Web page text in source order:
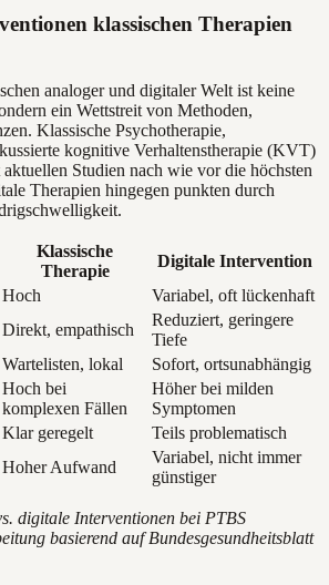
klassischen Therapien
analoger und digitaler Welt ist keine
ein Wettstreit von Methoden,
Klassische Psychotherapie,
kognitive Verhaltenstherapie (KVT)
Studien nach wie vor die höchsten
Therapien hingegen punkten durch
Klassische
Therapie
Digitale Intervention
Hoch
Variabel, oft lückenhaft
Direkt, empathisch
Reduziert, geringere
Tiefe
Wartelisten, lokal
Sofort, ortsunabhängig
Hoch bei
komplexen Fällen
Höher bei milden
Symptomen
Klar geregelt
Teils problematisch
Hoher Aufwand
Variabel, nicht immer
günstiger
digitale Interventionen bei PTBS
basierend auf Bundesgesundheitsblatt